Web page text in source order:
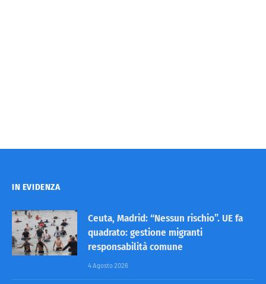
IN EVIDENZA
Ceuta, Madrid: “Nessun rischio”. UE fa
quadrato: gestione migranti
responsabilità comune
4 Agosto 2026